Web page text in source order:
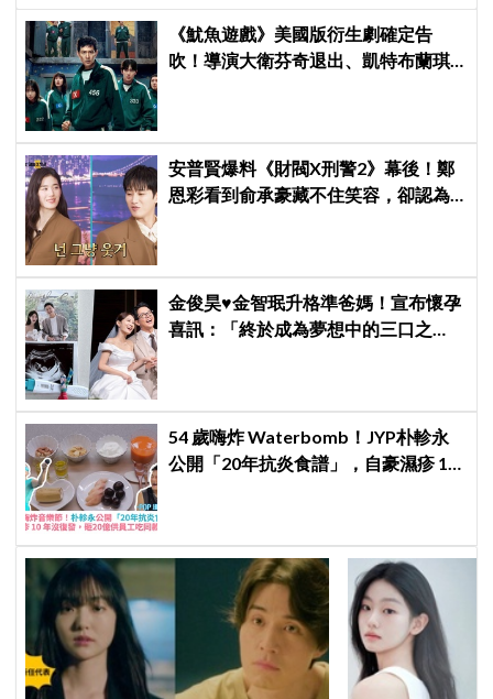
《魷魚遊戲》美國版衍生劇確定告
吹！導演大衛芬奇退出、凱特布蘭琪
安普賢爆料《財閥X刑警2》幕後！鄭
恩彩看到俞承豪藏不住笑容，卻認為
金俊昊♥金智珉升格準爸媽！宣布懷孕
喜訊：「終於成為夢想中的三口之
54 歲嗨炸 Waterbomb！JYP朴軫永
公開「20年抗炎食譜」，自豪濕疹 10